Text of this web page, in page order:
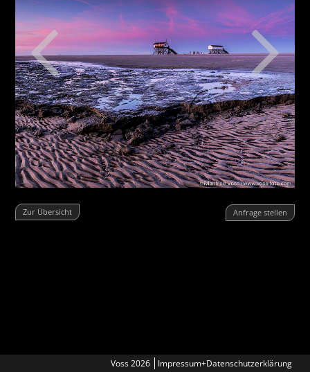
Zur Übersicht Anfrage stellen
Voss 2026 Impressum+Datenschutzerklärung